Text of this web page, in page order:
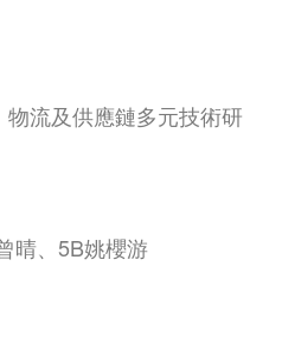
流及供應鏈多元技術研
晴、5B姚櫻游